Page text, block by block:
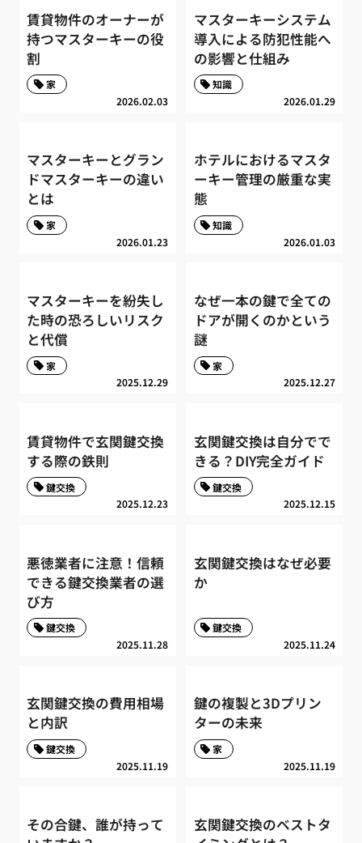
賃貸物件のオーナーが
持つマスターキーの役
割
2026.02.03
家
マスターキーシステム
導入による防犯性能へ
の影響と仕組み
2026.01.29
知識
マスターキーとグラン
ドマスターキーの違い
とは
2026.01.23
家
ホテルにおけるマスタ
ーキー管理の厳重な実
態
2026.01.03
知識
マスターキーを紛失し
た時の恐ろしいリスク
と代償
2025.12.29
家
なぜ一本の鍵で全ての
ドアが開くのかという
謎
2025.12.27
家
賃貸物件で玄関鍵交換
する際の鉄則
2025.12.23
鍵交換
玄関鍵交換は自分でで
きる？DIY完全ガイド
2025.12.15
鍵交換
悪徳業者に注意！信頼
できる鍵交換業者の選
び方
2025.11.28
鍵交換
玄関鍵交換はなぜ必要
か
2025.11.24
鍵交換
玄関鍵交換の費用相場
と内訳
2025.11.19
鍵交換
鍵の複製と3Dプリン
ターの未来
2025.11.19
家
その合鍵、誰が持って
玄関鍵交換のベストタ